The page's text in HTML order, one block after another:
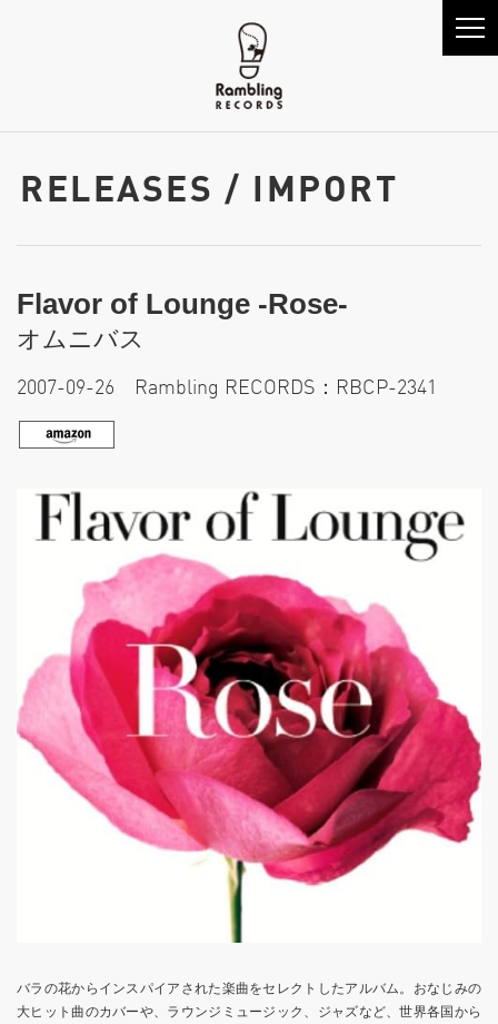
RELEASES / IMPORT
Flavor of Lounge -Rose-
オムニバス
2007-09-26 Rambling RECORDS：RBCP-2341
バラの花からインスパイアされた楽曲をセレクトしたアルバム。おなじみの
大ヒット曲のカバーや、ラウンジミュージック、ジャズなど、世界各国から